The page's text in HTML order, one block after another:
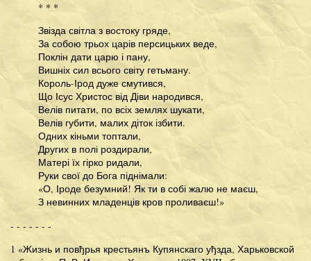
* * *
Звізда світла з востоку гряде,
За собою трьох царів персицьких веде,
Поклін дати царю і пану,
Вишніх сил всього світу гетьману.
Король-Ірод дуже смутився,
Що Ісус Христос від Діви народився,
Велів питати, по всіх землях шукати,
Велів губити, малих діток ізбити.
Одних кіньми топтали,
Других в полі роздирали,
Матері їх гірко ридали,
Руки свої до Бога піднімали:
«О, Іроде безумний! Як ти в собі жалю не маєш,
З невинних младенців кров проливаєш!»
- - - - - - -
1 «Жизнь и повђрья крестьянъ Купянскаго уђзда, Харьковской